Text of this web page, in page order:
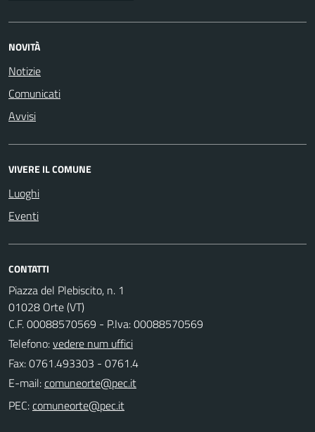
NOVITÀ
Notizie
Comunicati
Avvisi
VIVERE IL COMUNE
Luoghi
Eventi
CONTATTI
Piazza del Plebiscito, n. 1
01028 Orte (VT)
C.F. 00088570569 - P.Iva: 00088570569
Telefono:vedere num uffici
Fax: 0761.493303 - 0761.4
E-mail:
PEC: